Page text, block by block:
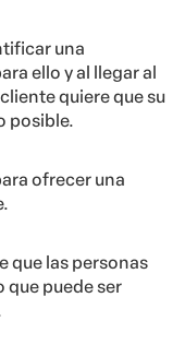
una
ello y al llegar al
quiere que su
posible.
ofrecer una
que las personas
que puede ser